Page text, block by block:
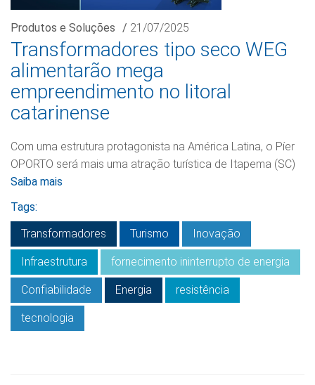
Produtos e Soluções / 21/07/2025
Transformadores tipo seco WEG
alimentarão mega
empreendimento no litoral
catarinense
Com uma estrutura protagonista na América Latina, o Píer
OPORTO será mais uma atração turística de Itapema (SC)
Saiba mais
Tags:
Transformadores
Turismo Inovação
Infraestrutura fornecimento ininterrupto de energia
Confiabilidade Energia resistência
tecnologia